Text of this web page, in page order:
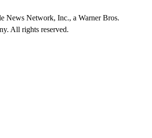
Network, Inc., a Warner Bros.
All rights reserved.